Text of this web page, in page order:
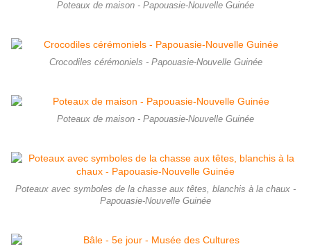
Poteaux de maison - Papouasie-Nouvelle Guinée
Crocodiles cérémoniels - Papouasie-Nouvelle Guinée
Poteaux de maison - Papouasie-Nouvelle Guinée
Poteaux avec symboles de la chasse aux têtes, blanchis à la chaux -
Papouasie-Nouvelle Guinée